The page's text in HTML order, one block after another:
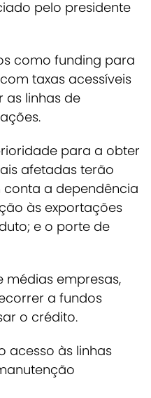
pelo presidente
como funding para
taxas acessíveis
as linhas de
para a obter
afetadas terão
a dependência
às exportações
e o porte de
médias empresas,
a fundos
o crédito.
acesso às linhas